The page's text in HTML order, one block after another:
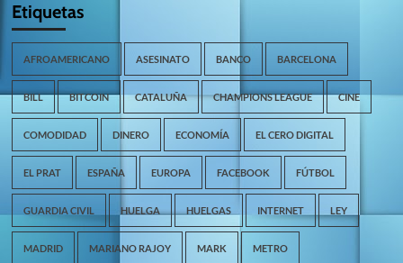
Etiquetas
AFROAMERICANO ASESINATO BANCO BARCELONA
BILL BITCOIN CATALUÑA CHAMPIONS LEAGUE CINE
COMODIDAD DINERO ECONOMÍA EL CERO DIGITAL
EL PRAT ESPAÑA EUROPA FACEBOOK FÚTBOL
GUARDIA CIVIL HUELGA HUELGAS INTERNET LEY
MADRID MARIANO RAJOY MARK METRO